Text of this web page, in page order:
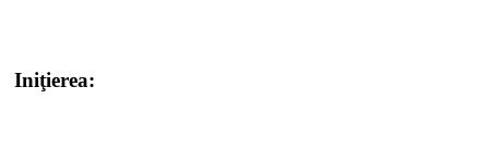
Iniţierea: